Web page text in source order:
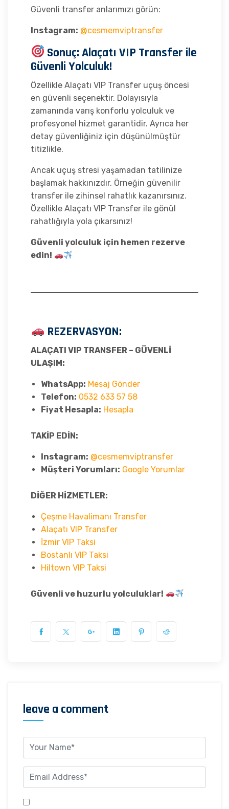
Güvenli transfer anlarımızı görün:
Instagram: @cesmemviptransfer
Sonuç: Alaçatı VIP Transfer ile
Güvenli Yolculuk!
Özellikle Alaçatı VIP Transfer uçuş öncesi
en güvenli seçenektir. Dolayısıyla
zamanında varış konforlu yolculuk ve
profesyonel hizmet garantidir. Ayrıca her
detay güvenliğiniz için düşünülmüştür
titizlikle.
Ancak uçuş stresi yaşamadan tatilinize
başlamak hakkınızdır. Örneğin güvenilir
transfer ile zihinsel rahatlık kazanırsınız.
Özellikle Alaçatı VIP Transfer ile gönül
rahatlığıyla yola çıkarsınız!
Güvenli yolculuk için hemen rezerve
edin!
REZERVASYON:
ALAÇATI VIP TRANSFER – GÜVENLİ
ULAŞIM:
WhatsApp: Mesaj Gönder
Telefon: 0532 633 57 58
Fiyat Hesapla: Hesapla
TAKİP EDİN:
Instagram: @cesmemviptransfer
Müşteri Yorumları: Google Yorumlar
DİĞER HİZMETLER:
Çeşme Havalimanı Transfer
Alaçatı VIP Transfer
İzmir VIP Taksi
Bostanlı VIP Taksi
Hiltown VIP Taksi
Güvenli ve huzurlu yolculuklar!
leave a comment